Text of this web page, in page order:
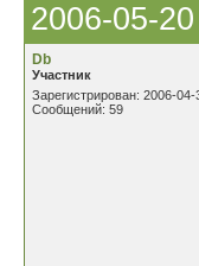
2006-05-
Db
Участник
Зарегистрирован: 2006-04-
Сообщений: 59